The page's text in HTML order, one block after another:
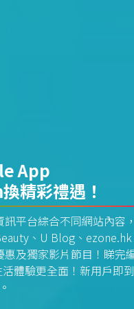
App
精彩禮遇！
平台綜合不同網站內容
、U Blog、ezone.hk
及獨家影片節目！睇完
體驗更全面！新用戶即